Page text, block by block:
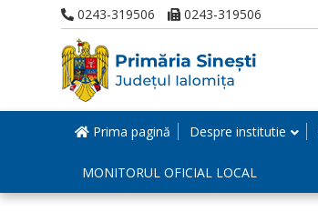
0243-319506 0243-319506
Prima pagină Despre institutie
MONITORUL OFICIAL LOCAL